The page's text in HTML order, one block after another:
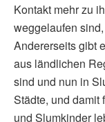
Kontakt mehr zu
weggelaufen
Andererseits gibt
aus ländlichen
sind und nun in
Städte, und damit
und Slumkinder